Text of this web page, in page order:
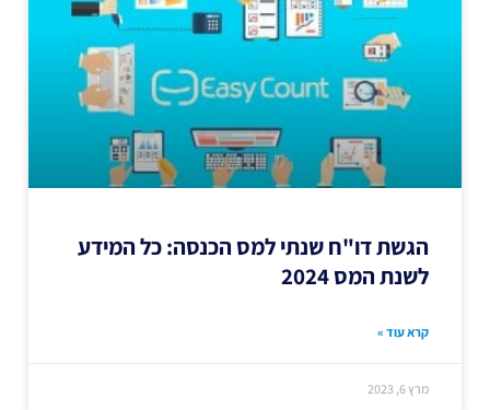
הגשת דו"ח שנתי למס הכנסה: כל המידע
לשנת המס 2024
קרא עוד »
מרץ 6, 2023